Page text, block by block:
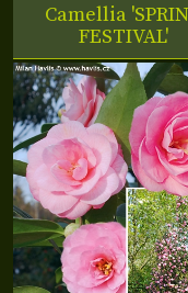
Camellia
FESTIVAL'